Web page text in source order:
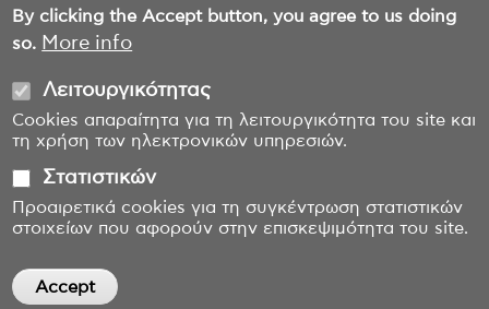
By clicking the Accept button, you agree to us doing
so. More info
Λειτουργικότητας
Cookies απαραίτητα για τη λειτουργικότητα του site και
τη χρήση των ηλεκτρονικών υπηρεσιών.
Στατιστικών
Προαιρετικά cookies για τη συγκέντρωση στατιστικών
στοιχείων που αφορούν στην επισκεψιμότητα του site.
Accept